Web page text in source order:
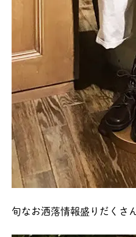
旬なお洒落情報盛りだくさ